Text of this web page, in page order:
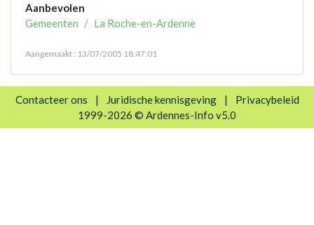
Aanbevolen
Gemeenten
La Roche-en-Ardenne
Aangemaakt : 13/07/2005 18:47:01
Contacteer ons | Juridische kennisgeving |
Privacybeleid
1999-2026 © Ardennes-Info v5.0